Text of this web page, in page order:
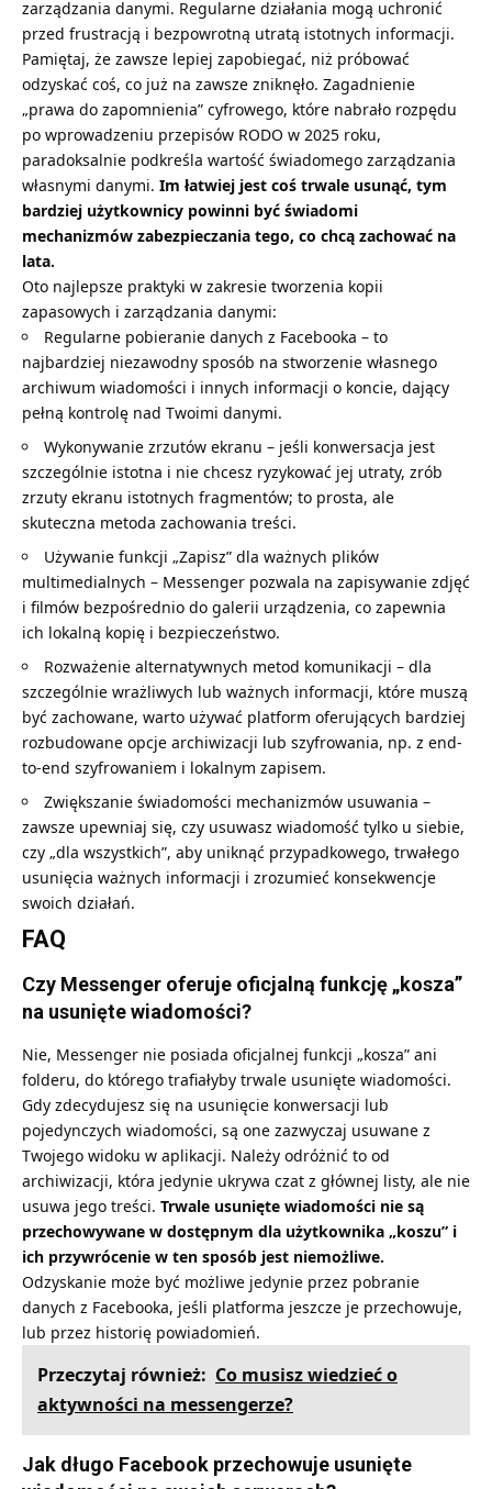
zarządzania danymi. Regularne działania mogą uchronić
przed frustracją i bezpowrotną utratą istotnych informacji.
Pamiętaj, że zawsze lepiej zapobiegać, niż próbować
odzyskać coś, co już na zawsze zniknęło. Zagadnienie
„prawa do zapomnienia” cyfrowego, które nabrało rozpędu
po wprowadzeniu przepisów RODO w 2025 roku,
paradoksalnie podkreśla wartość świadomego zarządzania
własnymi danymi. Im łatwiej jest coś trwale usunąć, tym
bardziej użytkownicy powinni być świadomi
mechanizmów zabezpieczania tego, co chcą zachować na
lata.
Oto najlepsze praktyki w zakresie tworzenia kopii
zapasowych i zarządzania danymi:
Regularne pobieranie danych z Facebooka – to
najbardziej niezawodny sposób na stworzenie własnego
archiwum wiadomości i innych informacji o koncie, dający
pełną kontrolę nad Twoimi danymi.
Wykonywanie zrzutów ekranu – jeśli konwersacja jest
szczególnie istotna i nie chcesz ryzykować jej utraty, zrób
zrzuty ekranu istotnych fragmentów; to prosta, ale
skuteczna metoda zachowania treści.
Używanie funkcji „Zapisz” dla ważnych plików
multimedialnych – Messenger pozwala na zapisywanie zdjęć
i filmów bezpośrednio do galerii urządzenia, co zapewnia
ich lokalną kopię i bezpieczeństwo.
Rozważenie alternatywnych metod komunikacji – dla
szczególnie wrażliwych lub ważnych informacji, które muszą
być zachowane, warto używać platform oferujących bardziej
rozbudowane opcje archiwizacji lub szyfrowania, np. z end-
to-end szyfrowaniem i lokalnym zapisem.
Zwiększanie świadomości mechanizmów usuwania –
zawsze upewniaj się, czy usuwasz wiadomość tylko u siebie,
czy „dla wszystkich”, aby uniknąć przypadkowego, trwałego
usunięcia ważnych informacji i zrozumieć konsekwencje
swoich działań.
FAQ
Czy Messenger oferuje oficjalną funkcję „kosza”
na usunięte wiadomości?
Nie, Messenger nie posiada oficjalnej funkcji „kosza” ani
folderu, do którego trafiałyby trwale usunięte wiadomości.
Gdy zdecydujesz się na usunięcie konwersacji lub
pojedynczych wiadomości, są one zazwyczaj usuwane z
Twojego widoku w aplikacji. Należy odróżnić to od
archiwizacji, która jedynie ukrywa czat z głównej listy, ale nie
usuwa jego treści. Trwale usunięte wiadomości nie są
przechowywane w dostępnym dla użytkownika „koszu” i
ich przywrócenie w ten sposób jest niemożliwe.
Odzyskanie może być możliwe jedynie przez pobranie
danych z Facebooka, jeśli platforma jeszcze je przechowuje,
lub przez historię powiadomień.
Przeczytaj również: Co musisz wiedzieć o
aktywności na messengerze?
Jak długo Facebook przechowuje usunięte